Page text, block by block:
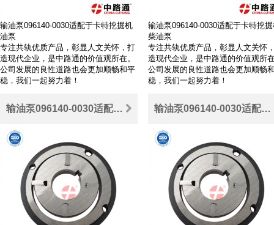
输油泵096140-0030适配于卡特挖掘机
油泵
专注共轨优质产品，彰显人文关怀，打
造现代企业，是中路通的价值观所在。
公司发展的良性道路也会更加顺畅和平
稳，我们一起努力着！
输油泵096140-0030适配于卡特挖
柴油泵
专注共轨优质产品，彰显人文关怀
造现代企业，是中路通的价值观所
公司发展的良性道路也会更加顺畅
稳，我们一起努力着！
输油泵096140-0030适配于卡特发动机柴油泵 输油泵096140-0030适配于长城高压油泵